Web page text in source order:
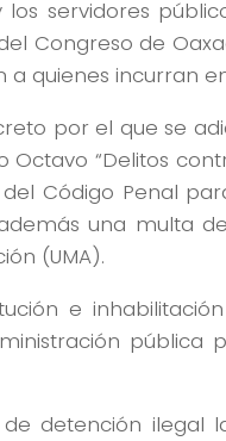
servidores
Congreso de
a quienes incurran
por el que se
Octavo “Delitos
Código Penal
una multa
(UMA).
e
detención ilegal